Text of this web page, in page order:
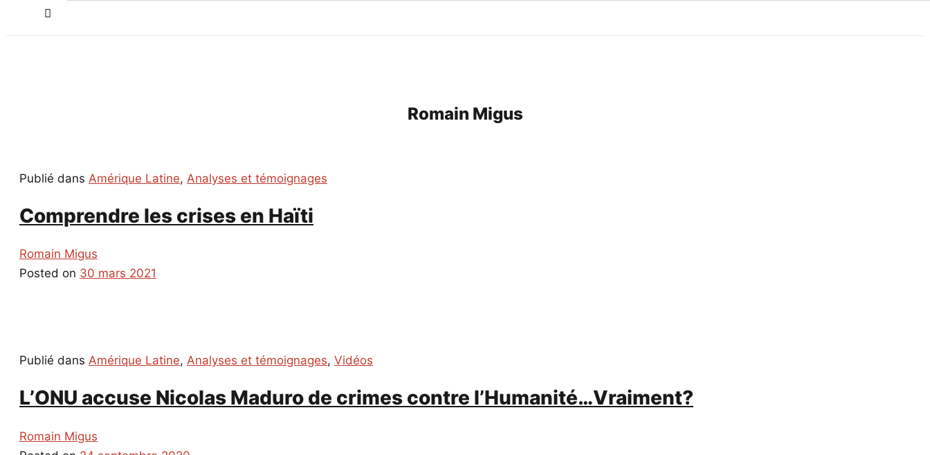
Romain Migus
Publié dans Amérique Latine, Analyses et témoignages
Comprendre les crises en Haïti
Romain Migus
Posted on 30 mars 2021
Publié dans Amérique Latine, Analyses et témoignages, Vidéos
L’ONU accuse Nicolas Maduro de crimes contre l’Humanité…Vraiment?
Romain Migus